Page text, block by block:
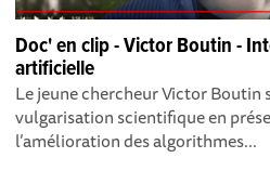
Doc' en clip - Victor Boutin -
artificielle
Le jeune chercheur Victor Boutin
vulgarisation scientifique en
l’amélioration des algorithmes...